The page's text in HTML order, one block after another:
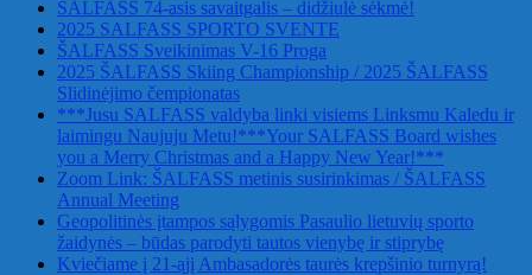
ŠALFASS 74-asis savaitgalis – didžiulė sėkmė!
2025 SALFASS SPORTO SVENTE
ŠALFASS Sveikinimas V-16 Proga
2025 ŠALFASS Skiing Championship / 2025 ŠALFASS
Slidinėjimo čempionatas
***Jusu SALFASS valdyba linki visiems Linksmu Kaledu ir
laimingu Naujuju Metu!***Your SALFASS Board wishes
you a Merry Christmas and a Happy New Year!***
Zoom Link: ŠALFASS metinis susirinkimas / ŠALFASS
Annual Meeting
Geopolitinės įtampos sąlygomis Pasaulio lietuvių sporto
žaidynės – būdas parodyti tautos vienybę ir stiprybę
Kviečiame į 21-ąjį Ambasadorės taurės krepšinio turnyrą!